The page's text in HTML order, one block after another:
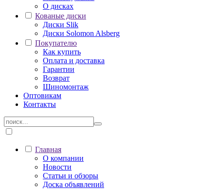
О дисках
Кованые диски
Диски Slik
Диски Solomon Alsberg
Покупателю
Как купить
Оплата и доставка
Гарантии
Возврат
Шиномонтаж
Оптовикам
Контакты
Главная
О компании
Новости
Статьи и обзоры
Доска объявлений